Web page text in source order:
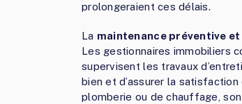
prolongeraient ces délais.
La maintenance préventive
Les gestionnaires immobiliers
supervisent les travaux
bien et d’assurer la
plomberie ou de chauffage,